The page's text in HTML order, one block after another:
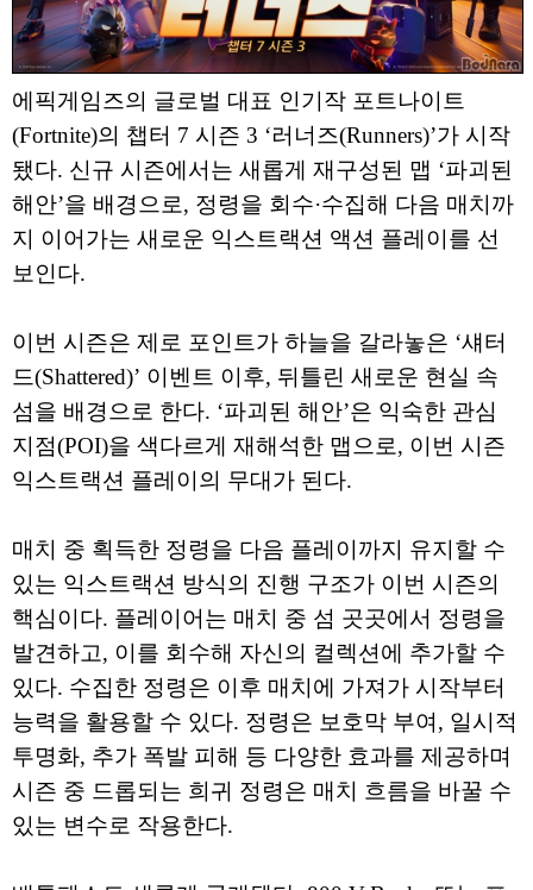
에픽게임즈의 글로벌 대표 인기작 포트나이트
(Fortnite)의 챕터 7 시즌 3 ‘러너즈(Runners)’가 시작
됐다. 신규 시즌에서는 새롭게 재구성된 맵 ‘파괴된
해안’을 배경으로, 정령을 회수·수집해 다음 매치까
지 이어가는 새로운 익스트랙션 액션 플레이를 선
보인다.
이번 시즌은 제로 포인트가 하늘을 갈라놓은 ‘섀터
드(Shattered)’ 이벤트 이후, 뒤틀린 새로운 현실 속
섬을 배경으로 한다. ‘파괴된 해안’은 익숙한 관심
지점(POI)을 색다르게 재해석한 맵으로, 이번 시즌
익스트랙션 플레이의 무대가 된다.
매치 중 획득한 정령을 다음 플레이까지 유지할 수
있는 익스트랙션 방식의 진행 구조가 이번 시즌의
핵심이다. 플레이어는 매치 중 섬 곳곳에서 정령을
발견하고, 이를 회수해 자신의 컬렉션에 추가할 수
있다. 수집한 정령은 이후 매치에 가져가 시작부터
능력을 활용할 수 있다. 정령은 보호막 부여, 일시적
투명화, 추가 폭발 피해 등 다양한 효과를 제공하며
시즌 중 드롭되는 희귀 정령은 매치 흐름을 바꿀 수
있는 변수로 작용한다.